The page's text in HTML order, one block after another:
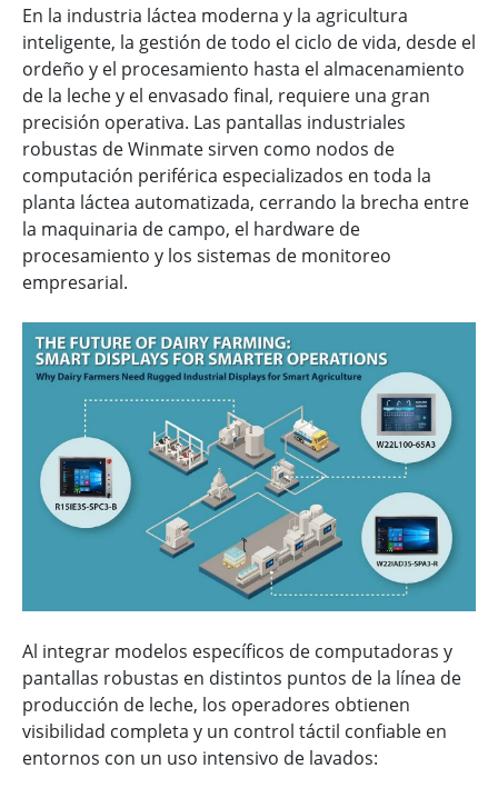
En la industria láctea moderna y la agricultura
inteligente, la gestión de todo el ciclo de vida, desde el
ordeño y el procesamiento hasta el almacenamiento
de la leche y el envasado final, requiere una gran
precisión operativa. Las pantallas industriales
robustas de Winmate sirven como nodos de
computación periférica especializados en toda la
planta láctea automatizada, cerrando la brecha entre
la maquinaria de campo, el hardware de
procesamiento y los sistemas de monitoreo
empresarial.
Al integrar modelos específicos de computadoras y
pantallas robustas en distintos puntos de la línea de
producción de leche, los operadores obtienen
visibilidad completa y un control táctil confiable en
entornos con un uso intensivo de lavados: